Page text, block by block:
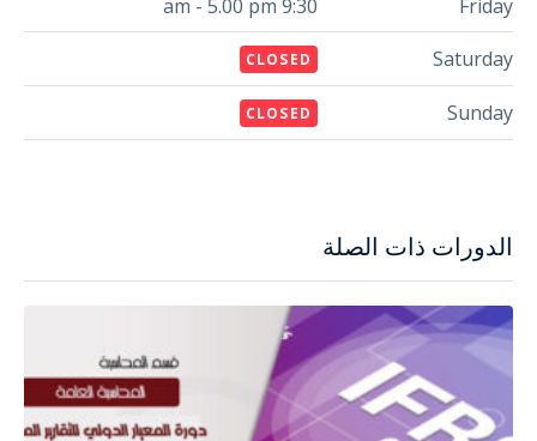
الدورات ذات الصلة
Friday
9:30 am - 5.00 pm
Saturday
CLOSED
Sunday
CLOSED